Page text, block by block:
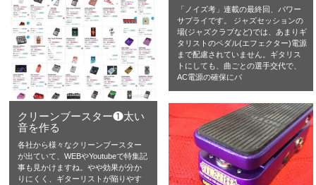
「ノイズ考」連載の最終回、パワー
サプライです。 ジャズセッションの
場(ジャズクラブなど)では、あまりギ
タリストのペダル(エフェクター)電源
まで配慮されていません。ギタリス
トにしても、曲ごとの選手交代で、
AC電源の確保にバ
クリーンブースター❶太い
音を作る
各社から様々なクリーンブースター
が出ていて、WEBやYoutubeで特集記
事も見かけますね。やや効果が分か
りにくく、ギターリストが陥りやす